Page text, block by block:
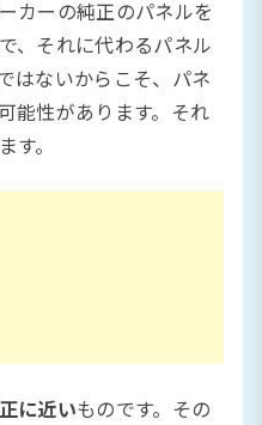
カーの純正のパネルを
、それに代わるパネル
はないからこそ、パネ
能性があります。それ
。
に近いものです。その